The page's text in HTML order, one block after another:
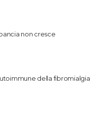
non cresce
della fibromialgia